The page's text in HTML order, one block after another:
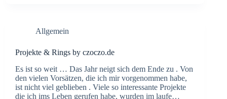
Allgemein
Projekte & Rings by czoczo.de
Es ist so weit … Das Jahr neigt sich dem Ende zu . Von
den vielen Vorsätzen, die ich mir vorgenommen habe,
ist nicht viel geblieben . Viele so interessante Projekte
die ich ims Leben gerufen habe, wurden im laufe…